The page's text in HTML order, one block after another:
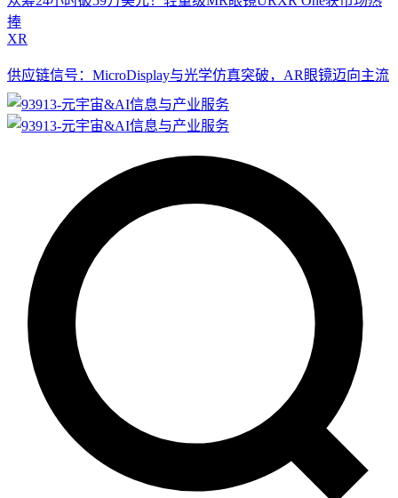
捧
XR
供应链信号：MicroDisplay与光学仿真突破，AR眼镜迈向主流